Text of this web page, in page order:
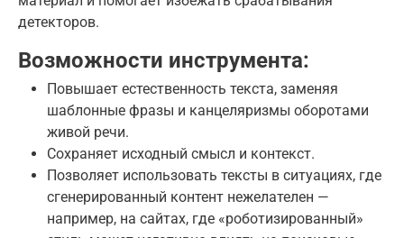
детекторов.
Возможности инструмента:
Повышает естественность текста, заменяя
шаблонные фразы и канцеляризмы оборотами
живой речи.
Сохраняет исходный смысл и контекст.
Позволяет использовать тексты в ситуациях, где
сгенерированный контент нежелателен —
например, на сайтах, где «роботизированный»